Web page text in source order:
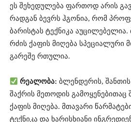
ეს შეხედულება ფართოდ არის
რადგან ბევრს ჰგონია, რომ
ბარისტას ტექნიკა
რძის ქაფის მიღება სპეციალური
გარეშე რთულია.
რეალობა: ბლენდერის,
შაქრის მეთოდის გამოყენებითაც
ქაფის მიღება. მთავარი
ტექნიკა და ხარისხიანი